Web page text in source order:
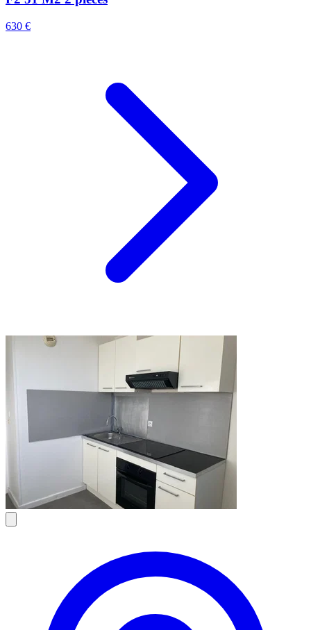
630 €